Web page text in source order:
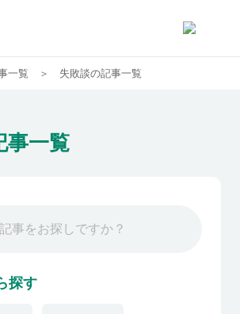
一覧
一覧
ム
ての方へ
一覧 失敗談の記事一覧
事一覧
探す